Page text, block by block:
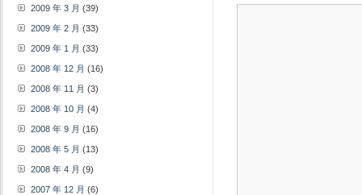
2009 年 3 月 (39)
2009 年 2 月 (33)
2009 年 1 月 (33)
2008 年 12 月 (16)
2008 年 11 月 (3)
2008 年 10 月 (4)
2008 年 9 月 (16)
2008 年 5 月 (13)
2008 年 4 月 (9)
2007 年 12 月 (6)